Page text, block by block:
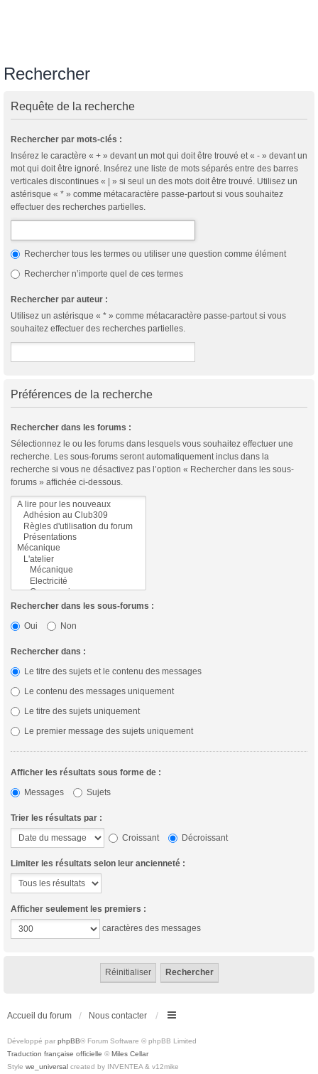
Rechercher
Requête de la recherche
Rechercher par mots-clés :
Insérez le caractère « + » devant un mot qui doit être trouvé et « - » devant un
mot qui doit être ignoré. Insérez une liste de mots séparés entre des barres
verticales discontinues « | » si seul un des mots doit être trouvé. Utilisez un
astérisque « * » comme métacaractère passe-partout si vous souhaitez
effectuer des recherches partielles.
Rechercher tous les termes ou utiliser une question comme élément
Rechercher n’importe quel de ces termes
Rechercher par auteur :
Utilisez un astérisque « * » comme métacaractère passe-partout si vous
souhaitez effectuer des recherches partielles.
Préférences de la recherche
Rechercher dans les forums :
Sélectionnez le ou les forums dans lesquels vous souhaitez effectuer une
recherche. Les sous-forums seront automatiquement inclus dans la
recherche si vous ne désactivez pas l’option « Rechercher dans les sous-
forums » affichée ci-dessous.
Rechercher dans les sous-forums :
Oui
Non
Rechercher dans :
Le titre des sujets et le contenu des messages
Le contenu des messages uniquement
Le titre des sujets uniquement
Le premier message des sujets uniquement
Afficher les résultats sous forme de :
Messages
Sujets
Trier les résultats par :
Croissant
Décroissant
Limiter les résultats selon leur ancienneté :
Afficher seulement les premiers :
caractères des messages
Accueil du forum Nous contacter
Développé par phpBB® Forum Software © phpBB Limited
Traduction française officielle © Miles Cellar
Style we_universal created by INVENTEA & v12mike